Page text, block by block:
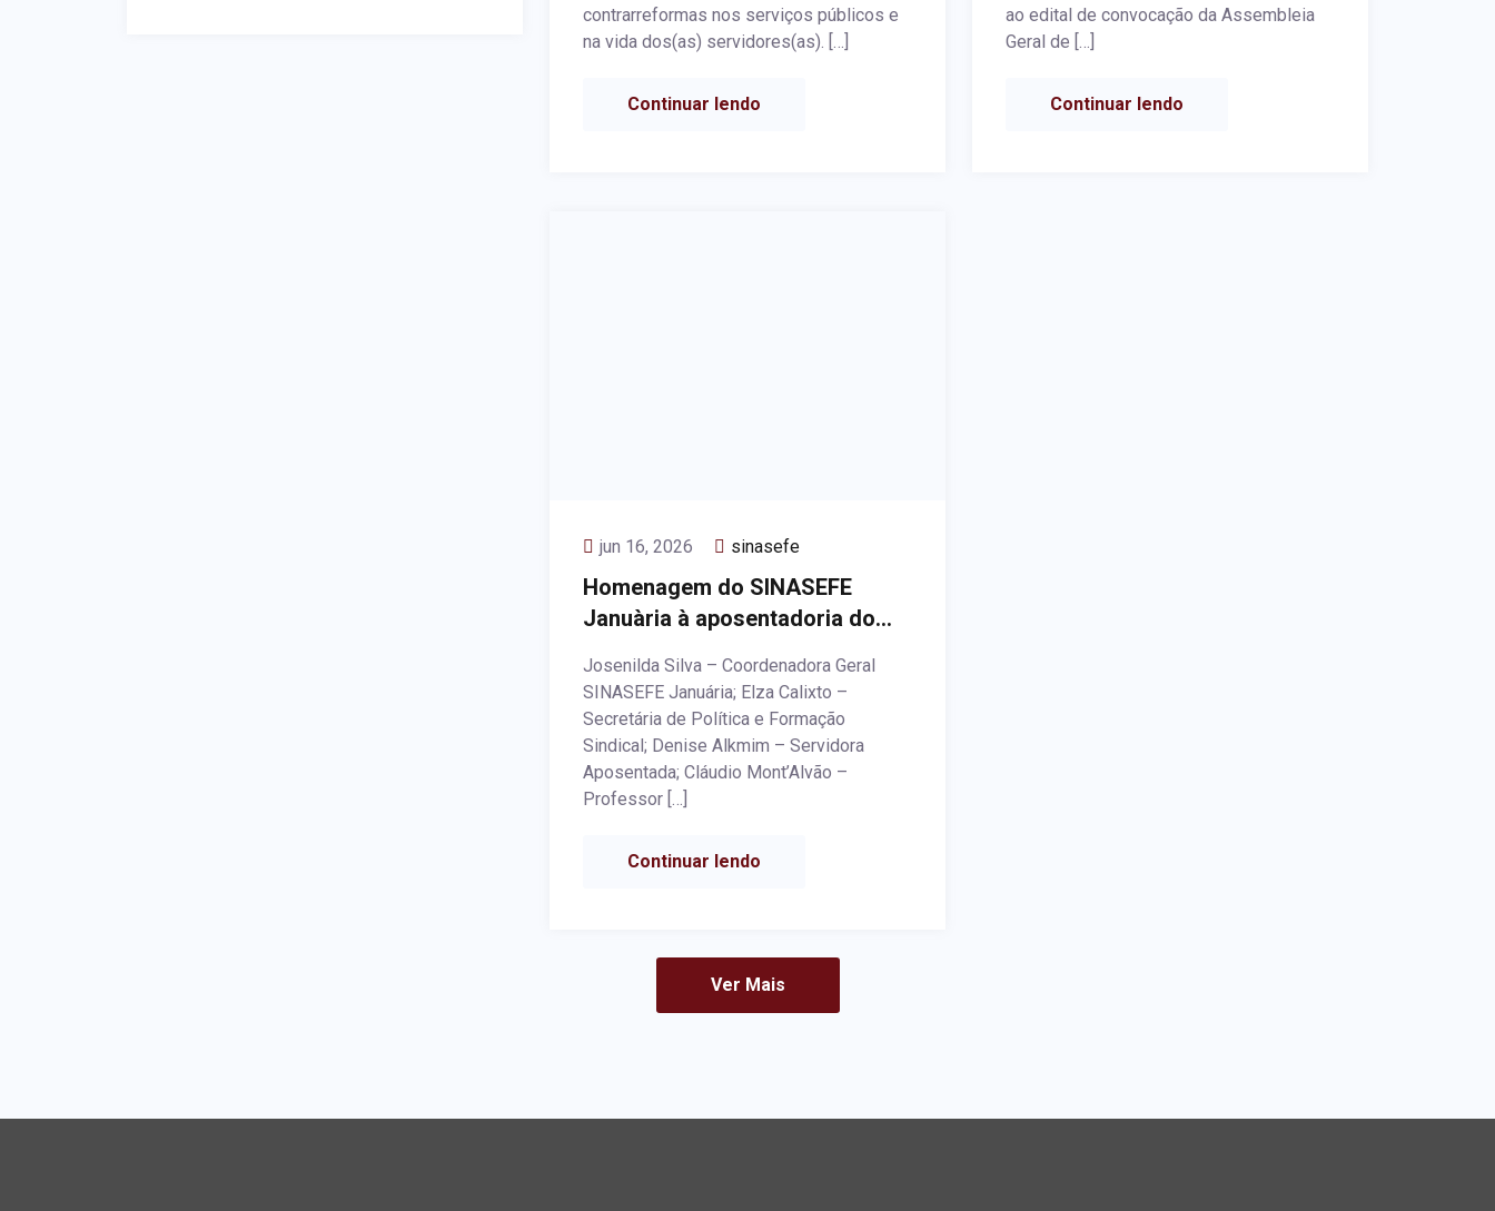
contrarreformas nos serviços públicos e
na vida dos(as) servidores(as). […]
Continuar lendo
ao edital de convocação da Assembleia
Geral de […]
Continuar lendo
jun 16, 2026 sinasefe
Homenagem do SINASEFE
Januària à aposentadoria do
Josenilda Silva – Coordenadora Geral
SINASEFE Januária; Elza Calixto –
Secretária de Política e Formação
Sindical; Denise Alkmim – Servidora
Aposentada; Cláudio Mont’Alvão –
Professor […]
Continuar lendo
Ver Mais